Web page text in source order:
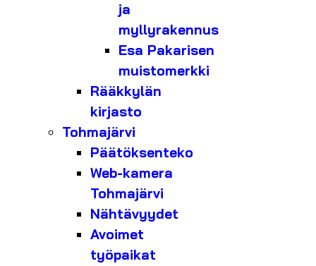
ja
myllyrakennus
Esa Pakarisen
muistomerkki
Rääkkylän
kirjasto
Tohmajärvi
Päätöksenteko
Web-kamera
Tohmajärvi
Nähtävyydet
Avoimet
työpaikat